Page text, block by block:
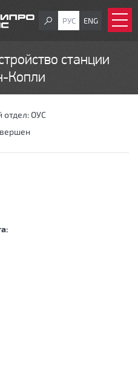
РУС ENG
станции
Копли
отдел: ОУС